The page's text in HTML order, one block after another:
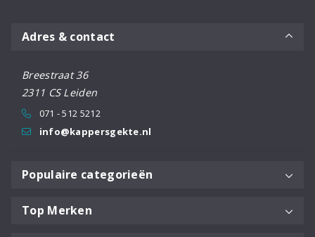
Adres & contact
Breestraat 36
2311 CS Leiden
071 - 512 5212
info@kappersgekte.nl
Populaire categorieën
Top Merken